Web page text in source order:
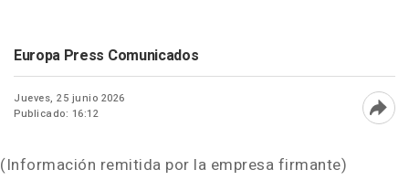
Europa Press Comunicados
Jueves, 25 junio 2026
Publicado: 16:12
(Información remitida por la empresa firmante)